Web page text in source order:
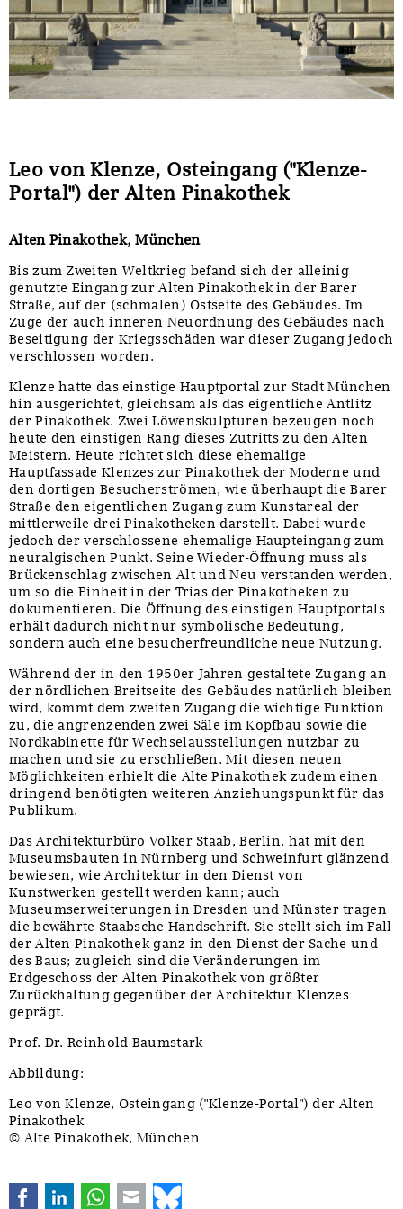
Leo von Klenze, Osteingang ("Klenze-
Portal") der Alten Pinakothek
Alten Pinakothek, München
Bis zum Zweiten Weltkrieg befand sich der alleinig
genutzte Eingang zur Alten Pinakothek in der Barer
Straße, auf der (schmalen) Ostseite des Gebäudes. Im
Zuge der auch inneren Neuordnung des Gebäudes nach
Beseitigung der Kriegsschäden war dieser Zugang jedoch
verschlossen worden.
Klenze hatte das einstige Hauptportal zur Stadt München
hin ausgerichtet, gleichsam als das eigentliche Antlitz
der Pinakothek. Zwei Löwenskulpturen bezeugen noch
heute den einstigen Rang dieses Zutritts zu den Alten
Meistern. Heute richtet sich diese ehemalige
Hauptfassade Klenzes zur Pinakothek der Moderne und
den dortigen Besucherströmen, wie überhaupt die Barer
Straße den eigentlichen Zugang zum Kunstareal der
mittlerweile drei Pinakotheken darstellt. Dabei wurde
jedoch der verschlossene ehemalige Haupteingang zum
neuralgischen Punkt. Seine Wieder-Öffnung muss als
Brückenschlag zwischen Alt und Neu verstanden werden,
um so die Einheit in der Trias der Pinakotheken zu
dokumentieren. Die Öffnung des einstigen Hauptportals
erhält dadurch nicht nur symbolische Bedeutung,
sondern auch eine besucherfreundliche neue Nutzung.
Während der in den 1950er Jahren gestaltete Zugang an
der nördlichen Breitseite des Gebäudes natürlich bleiben
wird, kommt dem zweiten Zugang die wichtige Funktion
zu, die angrenzenden zwei Säle im Kopfbau sowie die
Nordkabinette für Wechselausstellungen nutzbar zu
machen und sie zu erschließen. Mit diesen neuen
Möglichkeiten erhielt die Alte Pinakothek zudem einen
dringend benötigten weiteren Anziehungspunkt für das
Publikum.
Das Architekturbüro Volker Staab, Berlin, hat mit den
Museumsbauten in Nürnberg und Schweinfurt glänzend
bewiesen, wie Architektur in den Dienst von
Kunstwerken gestellt werden kann; auch
Museumserweiterungen in Dresden und Münster tragen
die bewährte Staabsche Handschrift. Sie stellt sich im Fall
der Alten Pinakothek ganz in den Dienst der Sache und
des Baus; zugleich sind die Veränderungen im
Erdgeschoss der Alten Pinakothek von größter
Zurückhaltung gegenüber der Architektur Klenzes
geprägt.
Prof. Dr. Reinhold Baumstark
Abbildung:
Leo von Klenze, Osteingang ("Klenze-Portal") der Alten
Pinakothek
© Alte Pinakothek, München
FacebookLinkedInWhatsApp
E-mail
Sonstiges